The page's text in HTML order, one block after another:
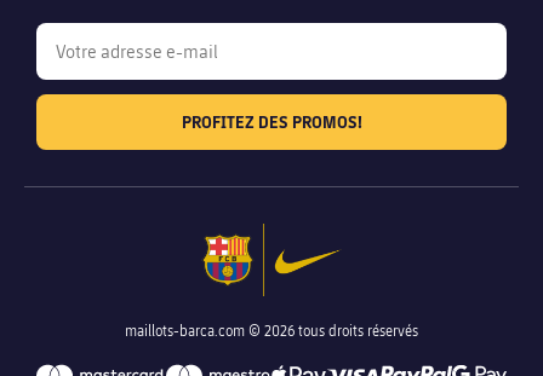
PROFITEZ DES PROMOS!
maillots-barca.com © 2026 tous droits réservés